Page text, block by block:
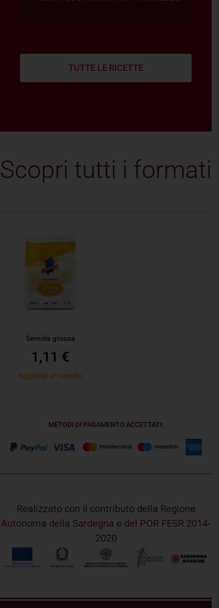
TUTTE LE RICETTE
Scopri tutti i formati
Semola grossa
1,11 €
Aggiungi al carrello
METODI DI PAGAMENTO ACCETTATI:
Realizzato con il contributo della Regione
Autonoma della Sardegna e del POR FESR 2014-
2020